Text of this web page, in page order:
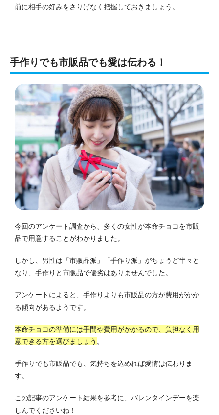
前に相手の好みをさりげなく把握しておきましょう。
手作りでも市販品でも愛は伝わる！
今回のアンケート調査から、多くの女性が本命チョコを市販
品で用意することがわかりました。
しかし、男性は「市販品派」「手作り派」がちょうど半々と
なり、手作りと市販品で優劣はありませんでした。
アンケートによると、手作りよりも市販品の方が費用がかか
る傾向があるようです。
本命チョコの準備には手間や費用がかかるので、負担なく用
意できる方を選びましょう 。
手作りでも市販品でも、気持ちを込めれば愛情は伝わりま
す。
この記事のアンケート結果を参考に、バレンタインデーを楽
しんでくださいね！